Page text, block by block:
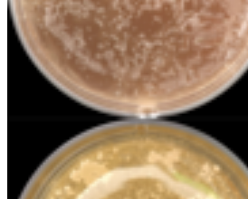
Instagram
LinkedIn
Facebook
YouTube
Mastodon
Bluesky